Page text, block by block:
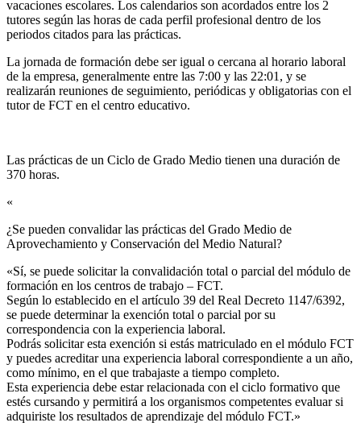
vacaciones escolares. Los calendarios son acordados entre los 2
tutores según las horas de cada perfil profesional dentro de los
periodos citados para las prácticas.
La jornada de formación debe ser igual o cercana al horario laboral
de la empresa, generalmente entre las 7:00 y las 22:01, y se
realizarán reuniones de seguimiento, periódicas y obligatorias con el
tutor de FCT en el centro educativo.
Las prácticas de un Ciclo de Grado Medio tienen una duración de
370 horas.
«
¿Se pueden convalidar las prácticas del Grado Medio de
Aprovechamiento y Conservación del Medio Natural?​
«Sí, se puede solicitar la convalidación total o parcial del módulo de
formación en los centros de trabajo – FCT.
Según lo establecido en el artículo 39 del Real Decreto 1147/6392,
se puede determinar la exención total o parcial por su
correspondencia con la experiencia laboral.
Podrás solicitar esta exención si estás matriculado en el módulo FCT
y puedes acreditar una experiencia laboral correspondiente a un año,
como mínimo, en el que trabajaste a tiempo completo.
Esta experiencia debe estar relacionada con el ciclo formativo que
estés cursando y permitirá a los organismos competentes evaluar si
adquiriste los resultados de aprendizaje del módulo FCT.»